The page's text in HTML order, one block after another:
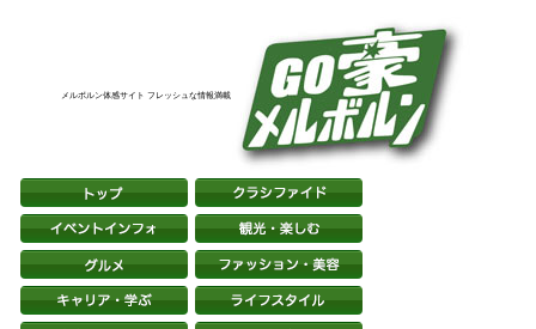
メルボルン体感サイト フレッシュな情報満載